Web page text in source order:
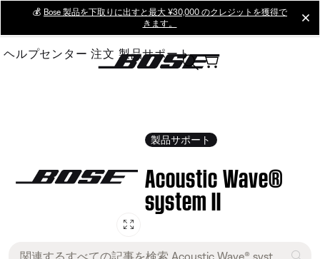
Main
💰 Bose 製品を下取りに出すと最大 ¥30,000 のクレジットを獲得で
きます。
ヘルプセンター 注文 製品サポート
製品サポート
Acoustic Wave®
system II